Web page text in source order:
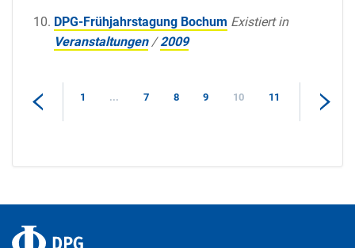
DPG-Frühjahrstagung Bochum Existiert in
Veranstaltungen /2009
1 ... 7 8 9 10 11